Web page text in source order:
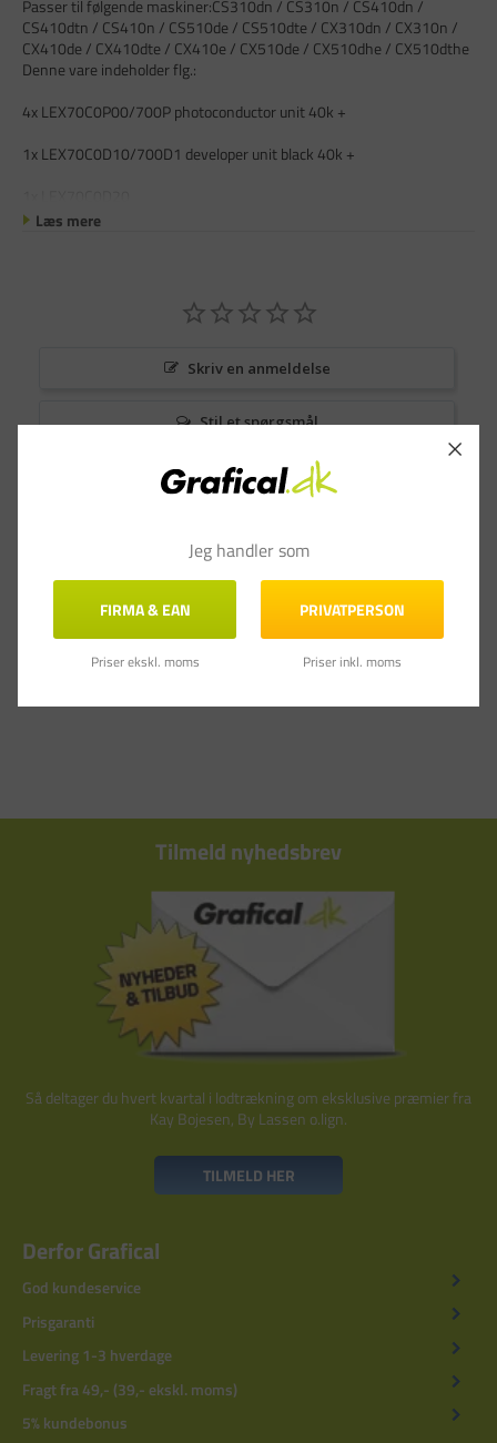
Passer til følgende maskiner:CS310dn / CS310n / CS410dn /
CS410dtn / CS410n / CS510de / CS510dte / CX310dn / CX310n /
CX410de / CX410dte / CX410e / CX510de / CX510dhe / CX510dthe
Denne vare indeholder flg.:
4x LEX70C0P00/700P photoconductor unit 40k +
1x LEX70C0D10/700D1 developer unit black 40k +
Læs mere
Skriv en anmeldelse
Stil et spørgsmål
Spørgsmål & Svar
Tilmeld nyhedsbrev
Så deltager du hvert kvartal i lodtrækning om eksklusive præmier fra
Kay Bojesen, By Lassen o.lign.
TILMELD HER
Derfor Grafical
God kundeservice
Prisgaranti
Levering 1-3 hverdage
Fragt fra 49,- (39,- ekskl. moms)
5% kundebonus
Jeg handler som
FIRMA & EAN
Priser ekskl. moms
PRIVATPERSON
Priser inkl. moms